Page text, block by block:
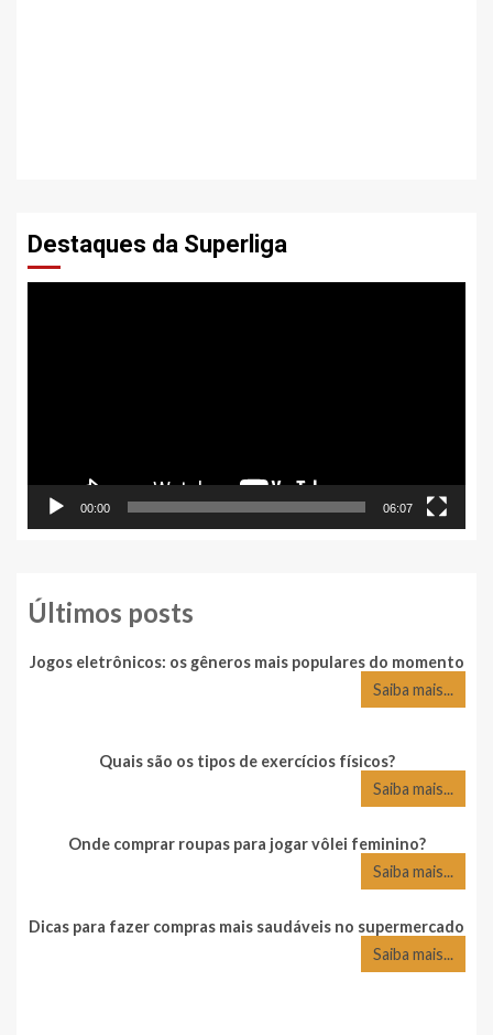
Destaques da Superliga
00:00 06:07
Últimos posts
Jogos eletrônicos: os gêneros mais populares do momento
Saiba mais...
Quais são os tipos de exercícios físicos?
Saiba mais...
Onde comprar roupas para jogar vôlei feminino?
Saiba mais...
Dicas para fazer compras mais saudáveis no supermercado
Saiba mais...